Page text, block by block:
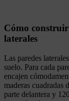
Cómo
laterales
Las paredes
suelo. Para cada
encajen
maderas cuadradas
parte delantera y